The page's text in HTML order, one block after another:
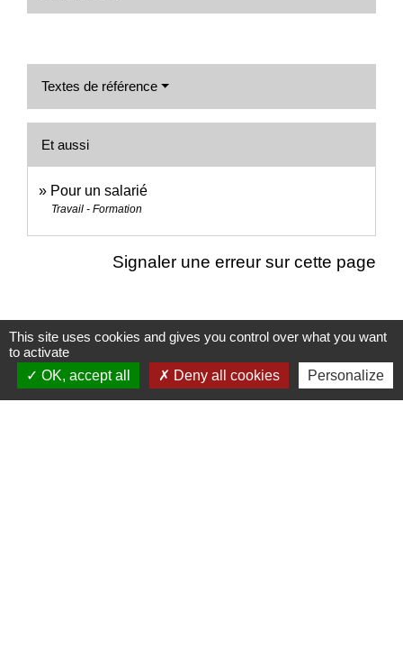
Textes de référence
Et aussi
Pour un salarié
Travail - Formation
Signaler une erreur sur cette page
Nous contacter
Commune de Puylaurens
This site uses cookies and gives you control over what you want
to activate
OK, accept all
Deny all cookies Personalize